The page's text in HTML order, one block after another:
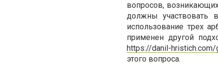
вопросов,
должны участвовать
использование трех
применен другой
https://danil-
этого вопроса.